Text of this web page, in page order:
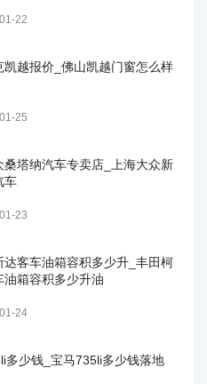
22
凯越报价_佛山凯越门窗怎么样
25
桑塔纳汽车专卖店_上海大众新
车
23
达客车油箱容积多少升_丰田柯
油箱容积多少升油
24
多少钱_宝马735li多少钱落地